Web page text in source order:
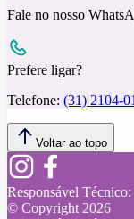
Fale no nosso
Prefere ligar?
Telefone: (31) 2104-
Voltar ao topo
Responsável Técnico:
© Copyright2026